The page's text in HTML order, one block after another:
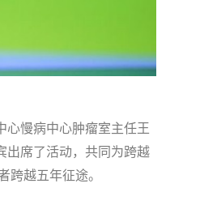
心慢病中心肿瘤室主任王
出席了活动，共同为跨越
跨越五年征途。